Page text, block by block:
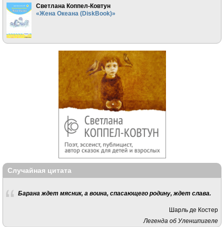
Светлана Коппел-Ковтун
«Жена Океана (DiskBook)»
Случайная цитата
Барана ждет мясник, а воина, спасающего родину, ждет слава.
Шарль де Костер
Легенда oб Уленшпигеле